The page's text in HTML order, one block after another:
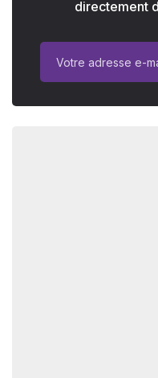
directement